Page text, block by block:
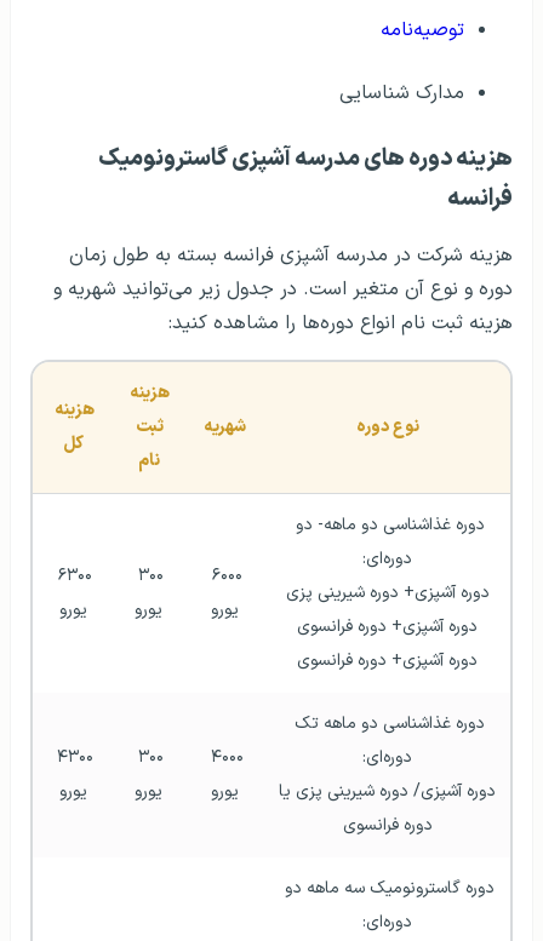
توصیه‌نامه
مدارک شناسایی
هزینه دوره‌ های مدرسه آشپزی گاسترونومیک
فرانسه
هزینه شرکت در مدرسه آشپزی فرانسه بسته به طول زمان
دوره و نوع آن متغیر است. در جدول زیر می‌توانید شهریه و
هزینه ثبت نام انواع دوره‌ها را مشاهده کنید:
نوع دوره شهریه
نام
کل
دوره‌ای:
دوره آشپزی+ دوره شیرینی پزی
دوره آشپزی+ دوره فرانسوی
دوره آشپزی+ دوره فرانسوی
یورو
یورو
یورو
دوره‌ای:
دوره فرانسوی
یورو
یورو
یورو
دوره‌ای: